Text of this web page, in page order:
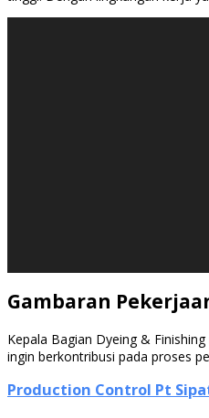
Gambaran
Kepala Bagian Dyeing &
ingin berkontribusi pada proses
Production Control Pt